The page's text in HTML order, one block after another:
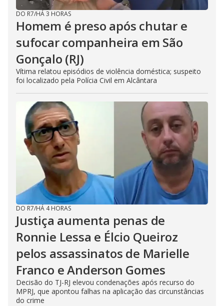
DO R7/HÁ 3 HORAS
Homem é preso após chutar e
sufocar companheira em São
Gonçalo (RJ)
Vítima relatou episódios de violência doméstica; suspeito
foi localizado pela Polícia Civil em Alcântara
DO R7/HÁ 4 HORAS
Justiça aumenta penas de
Ronnie Lessa e Élcio Queiroz
pelos assassinatos de Marielle
Franco e Anderson Gomes
Decisão do TJ-RJ elevou condenações após recurso do
MPRJ, que apontou falhas na aplicação das circunstâncias
do crime